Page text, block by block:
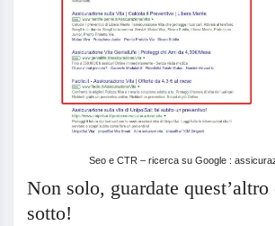
Seo e CTR – ricerca su Google :
Non solo, guardate
sotto!